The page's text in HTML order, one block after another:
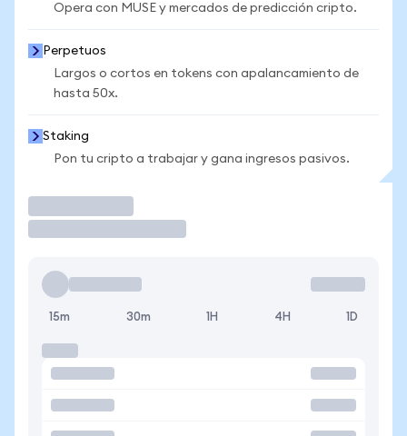
Opera con MUSE y mercados de predicción cripto.
Perpetuos
Largos o cortos en tokens con apalancamiento de
hasta 50x.
Staking
Pon tu cripto a trabajar y gana ingresos pasivos.
15m 30m 1H 4H 1D